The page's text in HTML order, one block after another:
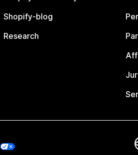
Shopify-blog
Research